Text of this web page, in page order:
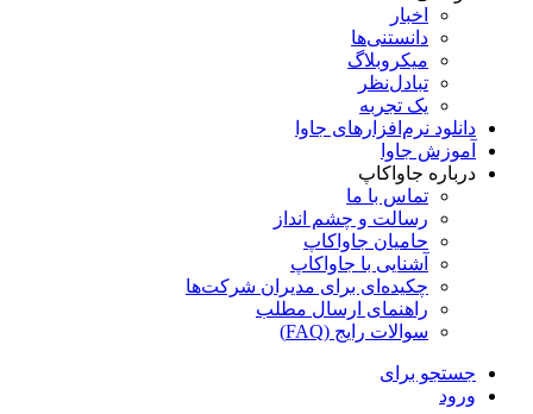
اخبار
دانستنی‌ها
میکروبلاگ
تبادل‌نظر
یک تجربه
دانلود نرم‌افزارهای جاوا
آموزش جاوا
درباره جاواکاپ
تماس با ما
رسالت و چشم انداز
حامیان جاواکاپ
آشنایی با جاواکاپ
چکیده‌ای برای مدیران شرکت‌ها
راهنمای ارسال مطلب
سوالات رایج (FAQ)
جستجو برای
ورود